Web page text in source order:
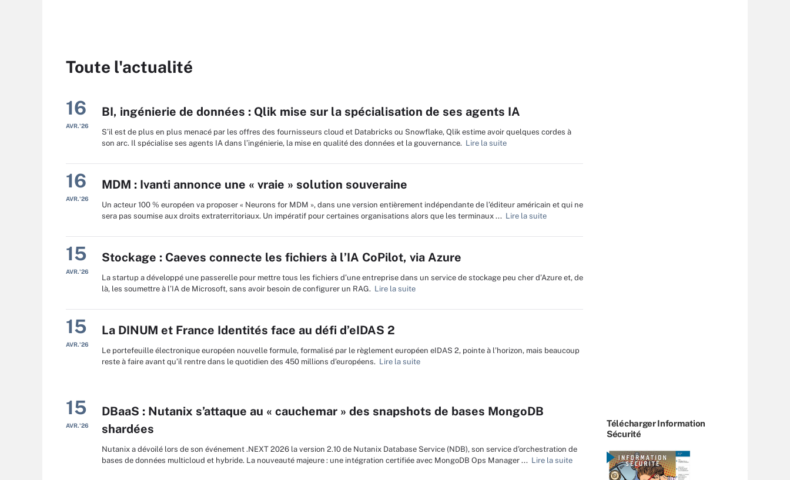
Télécharger Information
Sécurité
Toute l'actualité
16
AVR.'26
BI, ingénierie de données : Qlik mise sur la spécialisation de ses agents IA
S’il est de plus en plus menacé par les offres des fournisseurs cloud et Databricks ou Snowflake, Qlik estime avoir quelques cordes à
son arc. Il spécialise ses agents IA dans l’ingénierie, la mise en qualité des données et la gouvernance. Lire la suite
16
AVR.'26
MDM : Ivanti annonce une « vraie » solution souveraine
Un acteur 100 % européen va proposer « Neurons for MDM », dans une version entièrement indépendante de l’éditeur américain et qui ne
sera pas soumise aux droits extraterritoriaux. Un impératif pour certaines organisations alors que les terminaux ... Lire la suite
15
AVR.'26
Stockage : Caeves connecte les fichiers à l’IA CoPilot, via Azure
La startup a développé une passerelle pour mettre tous les fichiers d’une entreprise dans un service de stockage peu cher d’Azure et, de
là, les soumettre à l’IA de Microsoft, sans avoir besoin de configurer un RAG. Lire la suite
15
AVR.'26
La DINUM et France Identités face au défi d’eIDAS 2
Le portefeuille électronique européen nouvelle formule, formalisé par le règlement européen eIDAS 2, pointe à l’horizon, mais beaucoup
reste à faire avant qu’il rentre dans le quotidien des 450 millions d’européens. Lire la suite
15
AVR.'26
DBaaS : Nutanix s’attaque au « cauchemar » des snapshots de bases MongoDB
shardées
Nutanix a dévoilé lors de son événement .NEXT 2026 la version 2.10 de Nutanix Database Service (NDB), son service d’orchestration de
bases de données multicloud et hybride. La nouveauté majeure : une intégration certifiée avec MongoDB Ops Manager ... Lire la suite